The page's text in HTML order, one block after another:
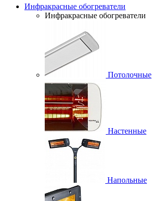
Инфракрасные обогреватели
Инфракрасные обогреватели
Потолочные
Настенные
Напольные